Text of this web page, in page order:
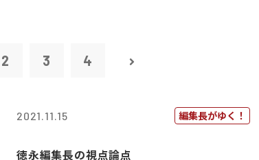
2 3 4
2021.11.15 編集長がゆく！
徳永編集長の視点論点